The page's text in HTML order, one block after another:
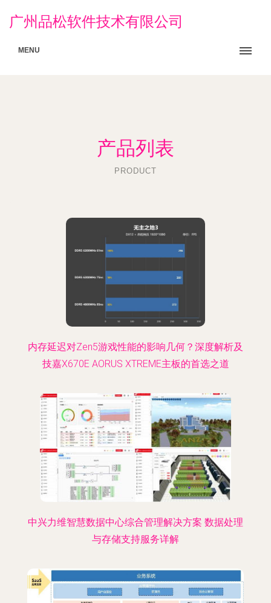
广州品松软件技术有限公司
MENU
产品列表
PRODUCT
内存延迟对Zen5游戏性能的影响几何？深度解析及
技嘉X670E AORUS XTREME主板的首选之道
中兴力维智慧数据中心综合管理解决方案 数据处理
与存储支持服务详解